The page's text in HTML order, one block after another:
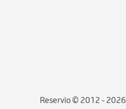
Reservio © 2012 - 2026